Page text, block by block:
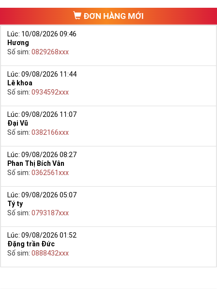
ĐƠN HÀNG MỚI
Lúc: 10/08/2026 09:46
Hương
Số sim: 0829268xxx
Lúc: 09/08/2026 11:44
Lê khoa
Số sim: 0934592xxx
Lúc: 09/08/2026 11:07
Đại Vũ
Số sim: 0382166xxx
Lúc: 09/08/2026 08:27
Phan Thị Bích Vân
Số sim: 0362561xxx
Lúc: 09/08/2026 05:07
Tý ty
Số sim: 0793187xxx
Lúc: 09/08/2026 01:52
Đặng trần Đức
Số sim: 0888432xxx